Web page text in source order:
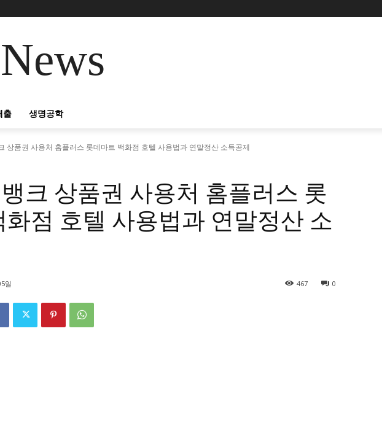
출 생명공학
상품권 사용처 홈플러스 롯데마트 백화점 호텔 사용법과 연말정산 소득공제
크 상품권 사용처 홈플러스 롯
화점 호텔 사용법과 연말정산 소
일 0
467